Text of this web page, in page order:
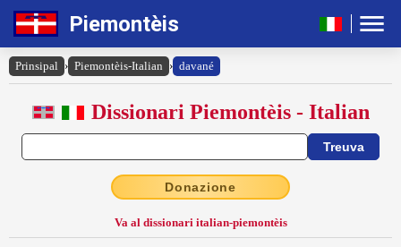
Piemontèis
Prinsipal › Piemontèis-Italian › davané
Dissionari Piemontèis - Italian
Donazione
Va al dissionari italian-piemontèis